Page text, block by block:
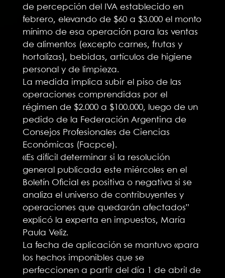
de percepción del IVA establecido en
febrero, elevando de $60 a $3.000 el monto
mínimo de esa operación para las ventas
de alimentos (excepto carnes, frutas y
hortalizas), bebidas, artículos de higiene
personal y de limpieza.
La medida implica subir el piso de las
operaciones comprendidas por el
régimen de $2.000 a $100.000, luego de un
pedido de la Federación Argentina de
Consejos Profesionales de Ciencias
Económicas (Facpce).
«Es difícil determinar si la resolución
general publicada este miércoles en el
Boletín Oficial es positiva o negativa si se
analiza el universo de contribuyentes y
operaciones que quedarán afectados”
explicó la experta en impuestos, María
Paula Veliz.
La fecha de aplicación se mantuvo «para
los hechos imponibles que se
perfeccionen a partir del día 1 de abril de